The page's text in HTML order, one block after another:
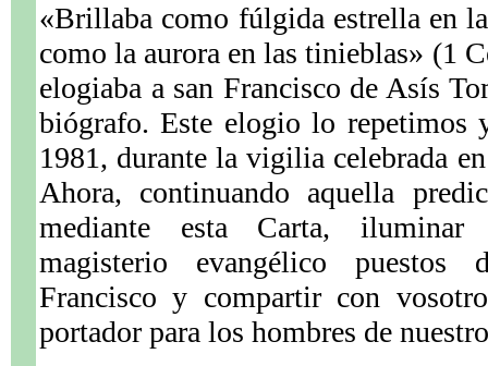
«Brillaba como fúlgida estrella en
como la aurora en las tinieblas» (1
elogiaba a san Francisco de Asís
biógrafo. Este elogio lo repetimos
1981, durante la vigilia celebrada
Ahora, continuando aquella
mediante esta Carta,
magisterio evangélico
Francisco y compartir con
portador para los hombres de